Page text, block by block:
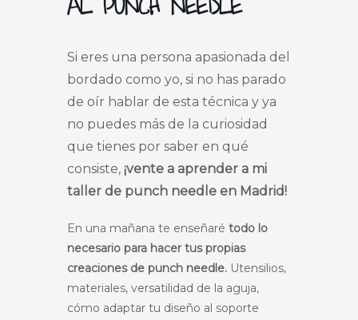
Si eres una persona apasionada del
bordado como yo, si no has parado
de oír hablar de esta técnica y ya
no puedes más de la curiosidad
que tienes por saber en qué
consiste, ¡vente a aprender a mi
taller de punch needle en Madrid!
En una mañana te enseñaré todo lo
necesario para hacer tus propias
creaciones de punch needle. Utensilios,
materiales, versatilidad de la aguja,
cómo adaptar tu diseño al soporte